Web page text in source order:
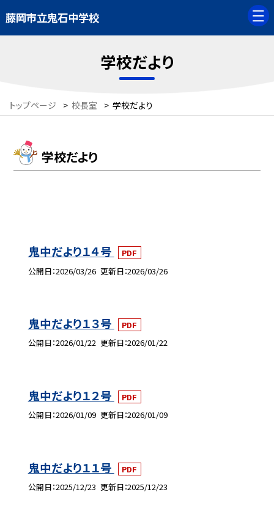
藤岡市立鬼石中学校
学校だより
トップページ > 校長室 > 学校だより
学校だより
鬼中だより１４号
PDF
公開日 2026/03/26 更新日 2026/03/26
鬼中だより１３号
PDF
公開日 2026/01/22 更新日 2026/01/22
鬼中だより１２号
PDF
公開日 2026/01/09 更新日 2026/01/09
鬼中だより１１号
PDF
公開日 2025/12/23 更新日 2025/12/23